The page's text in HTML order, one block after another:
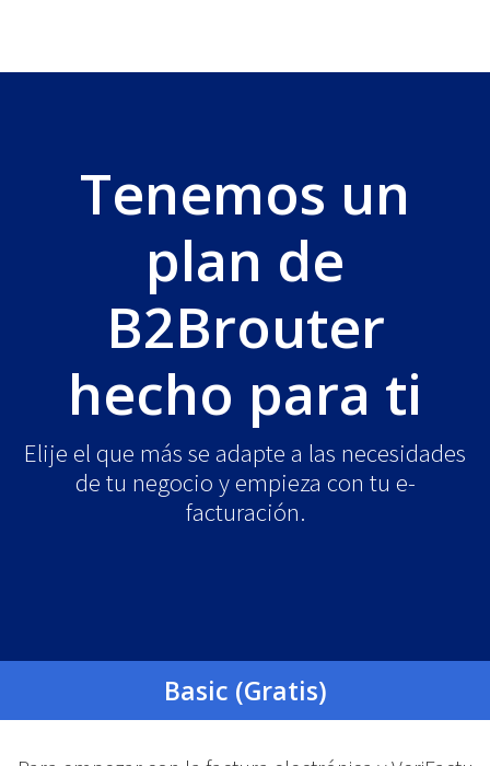
Tenemos un
plan de
B2Brouter
hecho para ti
Elije el que más se adapte a las necesidades
de tu negocio y empieza con tu e-
facturación.
Basic (Gratis)